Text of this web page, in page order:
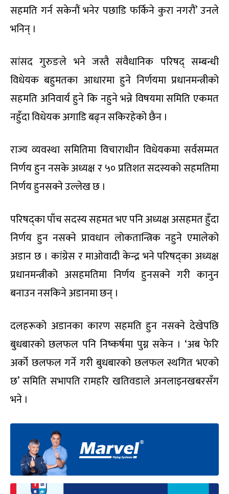
सहमति गर्न सकेनौं भनेर पछाडि फर्किने कुरा नगरौं’ उनले
भनिन् ।
सांसद गुरुङले भने जस्तै संवैधानिक परिषद् सम्बन्धी
विधेयक बहुमतका आधारमा हुने निर्णयमा प्रधानमन्त्रीको
सहमति अनिवार्य हुने कि नहुने भन्ने विषयमा समिति एकमत
नहुँदा विधेयक अगाडि बढ्न सकिरहेको छैन ।
राज्य व्यवस्था समितिमा विचाराधीन विधेयकमा सर्वसम्मत
निर्णय हुन नसके अध्यक्ष र ५० प्रतिशत सदस्यको सहमतिमा
निर्णय हुनसक्ने उल्लेख छ ।
परिषद्का पाँच सदस्य सहमत भए पनि अध्यक्ष असहमत हुँदा
निर्णय हुन नसक्ने प्रावधान लोकतान्त्रिक नहुने एमालेको
अडान छ । कांग्रेस र माओवादी केन्द्र भने परिषद्का अध्यक्ष
प्रधानमन्त्रीको असहमतिमा निर्णय हुनसक्ने गरी कानुन
बनाउन नसकिने अडानमा छन् ।
दलहरूको अडानका कारण सहमति हुन नसक्ने देखेपछि
बुधबारको छलफल पनि निष्कर्षमा पुग्न सकेन । ‘अब फेरि
अर्को छलफल गर्ने गरी बुधबारको छलफल स्थगित भएको
छ’ समिति सभापति रामहरि खतिवडाले अनलाइनखबरसँग
भने ।